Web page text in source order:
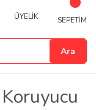
Ara
ÜYELİK SEPETİM